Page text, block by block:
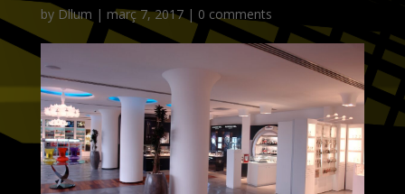
by Dllum | març 7, 2017| 0 comments